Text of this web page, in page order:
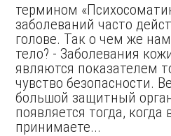
термином
заболеваний часто
голове. Так о чем же
тело? - Заболевания
являются показателем
чувство безопасности.
большой защитный
появляется тогда, когда
принимаете...